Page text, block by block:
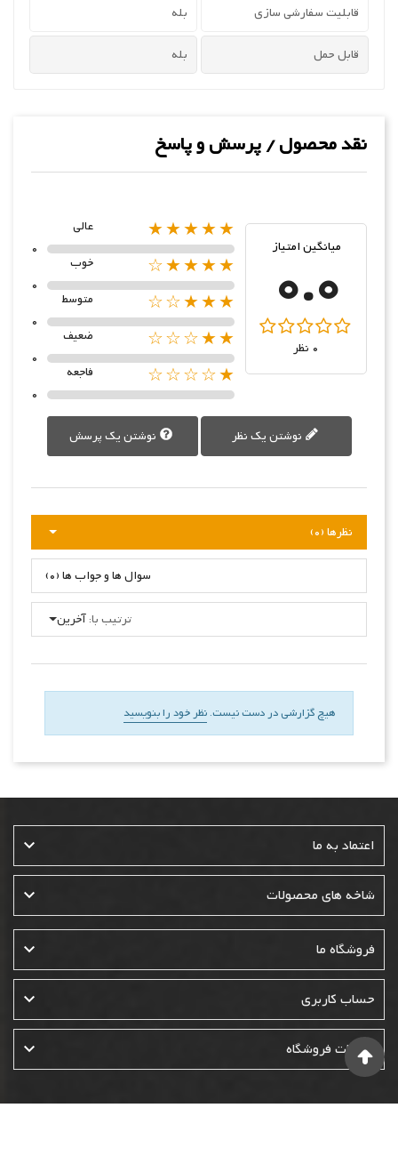
قابلیت سفارشی سازی بله
قابل حمل بله
نقد محصول / پرسش و پاسخ
میانگین امتیاز
0.0
0 نظر
★★★★★
عالی
0
★★★★☆
خوب
0
★★★☆☆
متوسط
0
★★☆☆☆
ضعیف
0
★☆☆☆☆
فاجعه
0
نوشتن یک نظر نوشتن یک پرسش
نظرها (0)
سوال ها و جواب ها (0)
ترتیب با: آخرین
هیچ گزارشی در دست نیست. نظر خود را بنویسید
اعتماد به ما 
شاخه های محصولات 
فروشگاه ما 
حساب کاربری 
اطلاعات فروشگاه 